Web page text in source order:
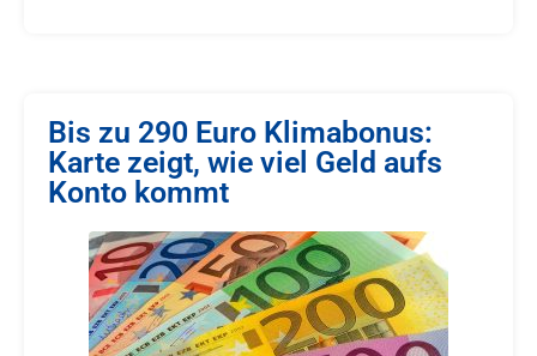
Bis zu 290 Euro Klimabonus:
Karte zeigt, wie viel Geld aufs
Konto kommt